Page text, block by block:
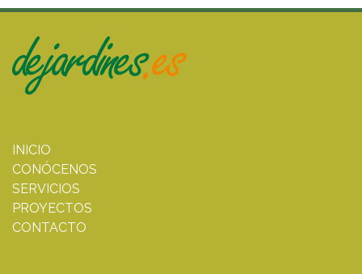
INICIO
CONÓCENOS
SERVICIOS
PROYECTOS
CONTACTO